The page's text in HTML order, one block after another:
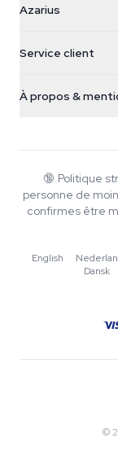
Galvaniweg 11
Nederland
+31(0)204897914
Azarius
Smokeshop
Service client
Politique de retour
Politique de
À propos &
Wiki
Musique
Normes éditoriales
Outils &
🔞 Politique
personne de
confirmes être
English
·
Dansk
©